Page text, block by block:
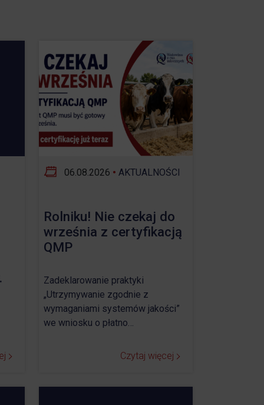
06.08.2026 • AKTUALNOŚCI
Rolniku! Nie czekaj do
września z certyfikacją
QMP
Zadeklarowanie praktyki
„Utrzymywanie zgodnie z
wymaganiami systemów jakości”
we wniosku o płatno…
Czytaj więcej